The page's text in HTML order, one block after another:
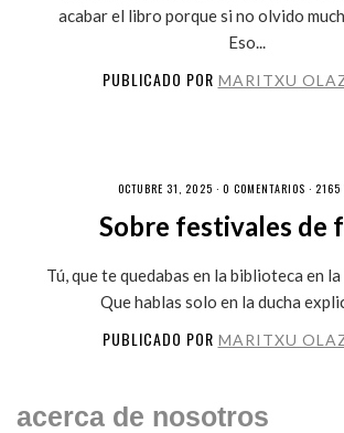
acabar el libro porque si no olvido
Eso...
PUBLICADO POR MARITXU
OCTUBRE 31, 2025 · 0 COMENTARIOS · 2165
Sobre festivales de
Tú, que te quedabas en la biblioteca en
Que hablas solo en la ducha
PUBLICADO POR MARITXU
acerca de nosotros